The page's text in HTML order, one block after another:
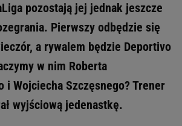
pozostają jej jednak jeszcze
Pierwszy odbędzie się
a rywalem będzie Deportivo
w nim Roberta
i Wojciecha Szczęsnego? Trener
wyjściową jedenastkę.